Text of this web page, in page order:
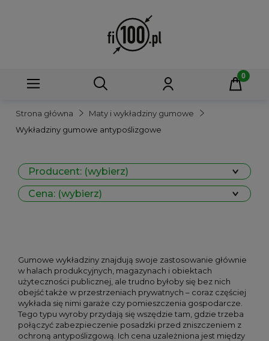
Strona główna
Maty i wykładziny gumowe
Wykładziny gumowe antypoślizgowe
Producent: (wybierz)
Cena: (wybierz)
Gumowe wykładziny znajdują swoje zastosowanie głównie
w halach produkcyjnych, magazynach i obiektach
użyteczności publicznej, ale trudno byłoby się bez nich
obejść także w przestrzeniach prywatnych – coraz częściej
wykłada się nimi garaże czy pomieszczenia gospodarcze.
Tego typu wyroby przydają się wszędzie tam, gdzie trzeba
połączyć zabezpieczenie posadzki przed zniszczeniem z
ochroną antypoślizgową. Ich cena uzależniona jest między